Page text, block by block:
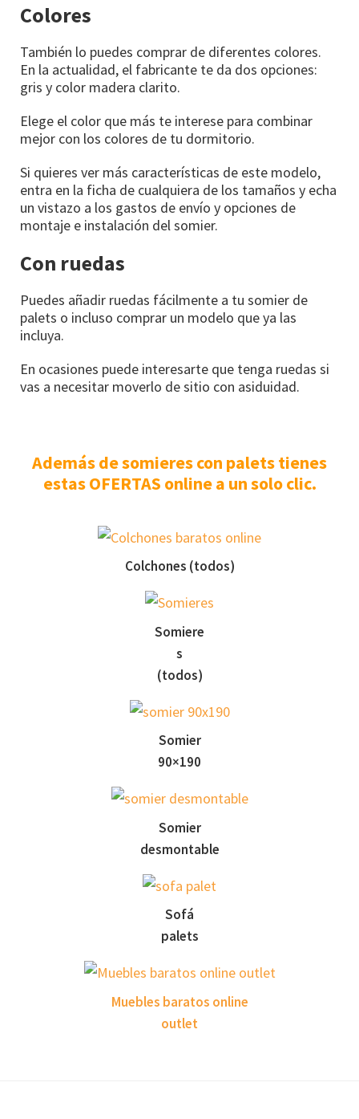
Colores
También lo puedes comprar de diferentes colores.
En la actualidad, el fabricante te da dos opciones:
gris y color madera clarito.
Elege el color que más te interese para combinar
mejor con los colores de tu dormitorio.
Si quieres ver más características de este modelo,
entra en la ficha de cualquiera de los tamaños y echa
un vistazo a los gastos de envío y opciones de
montaje e instalación del somier.
Con ruedas
Puedes añadir ruedas fácilmente a tu somier de
palets o incluso comprar un modelo que ya las
incluya.
En ocasiones puede interesarte que tenga ruedas si
vas a necesitar moverlo de sitio con asiduidad.
Además de somieres con palets tienes
estas OFERTAS online a un solo clic.
Colchones (todos)
Somiere
s
(todos)
Somier
90×190
Somier
desmontable
Sofá
palets
Muebles baratos online
outlet